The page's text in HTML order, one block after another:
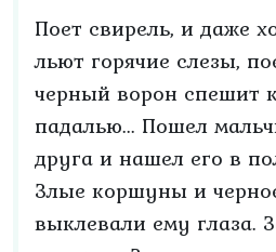
Поет свирель, и даже
льют горячие слезы,
черный ворон спешит
падалью... Пошел
друга и нашел его в
Злые коршуны и
выклевали ему глаза.